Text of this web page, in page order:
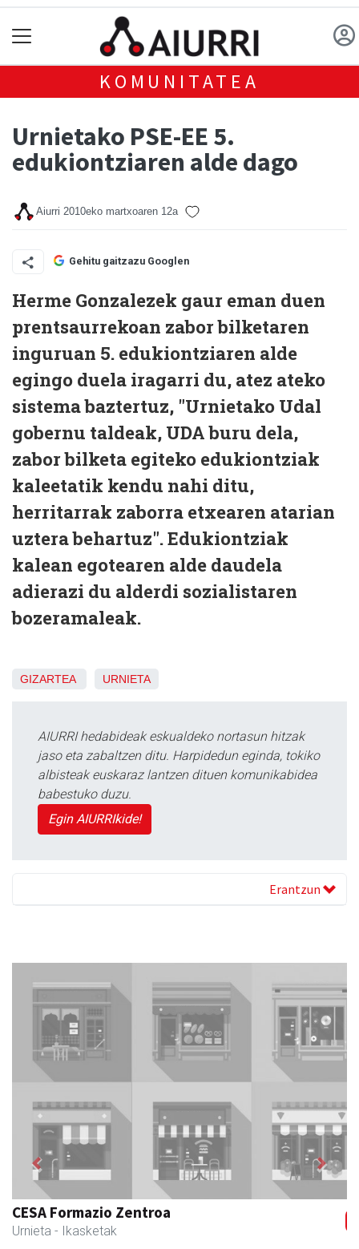
KOMUNITATEA
Urnietako PSE-EE 5.
edukiontziaren alde dago
Aiurri 2010eko martxoaren 12a
Gehitu gaitzazu Googlen
Herme Gonzalezek gaur eman duen
prentsaurrekoan zabor bilketaren
inguruan 5. edukiontziaren alde
egingo duela iragarri du, atez ateko
sistema baztertuz, "Urnietako Udal
gobernu taldeak, UDA buru dela,
zabor bilketa egiteko edukiontziak
kaleetatik kendu nahi ditu,
herritarrak zaborra etxearen atarian
uztera behartuz". Edukiontziak
kalean egotearen alde daudela
adierazi du alderdi sozialistaren
bozeramaleak.
GIZARTEA URNIETA
AIURRI hedabideak eskualdeko nortasun hitzak
jaso eta zabaltzen ditu. Harpidedun eginda, tokiko
albisteak euskaraz lantzen dituen komunikabidea
babestuko duzu.
Egin AIURRIkide!
Erantzun
Barn trasteleku eta biltegi txikien alokairua
Urnieta - Trastelekuak
Previous Next